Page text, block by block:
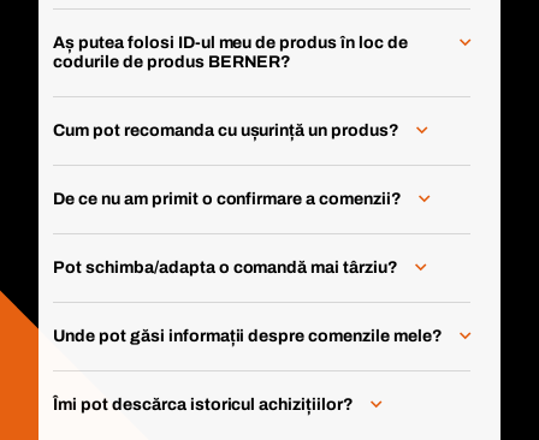
Aș putea folosi ID-ul meu de produs în loc de
codurile de produs BERNER?
Cum pot recomanda cu ușurință un produs?
De ce nu am primit o confirmare a comenzii?
Pot schimba/adapta o comandă mai târziu?
Unde pot găsi informații despre comenzile mele?
Îmi pot descărca istoricul achizițiilor?